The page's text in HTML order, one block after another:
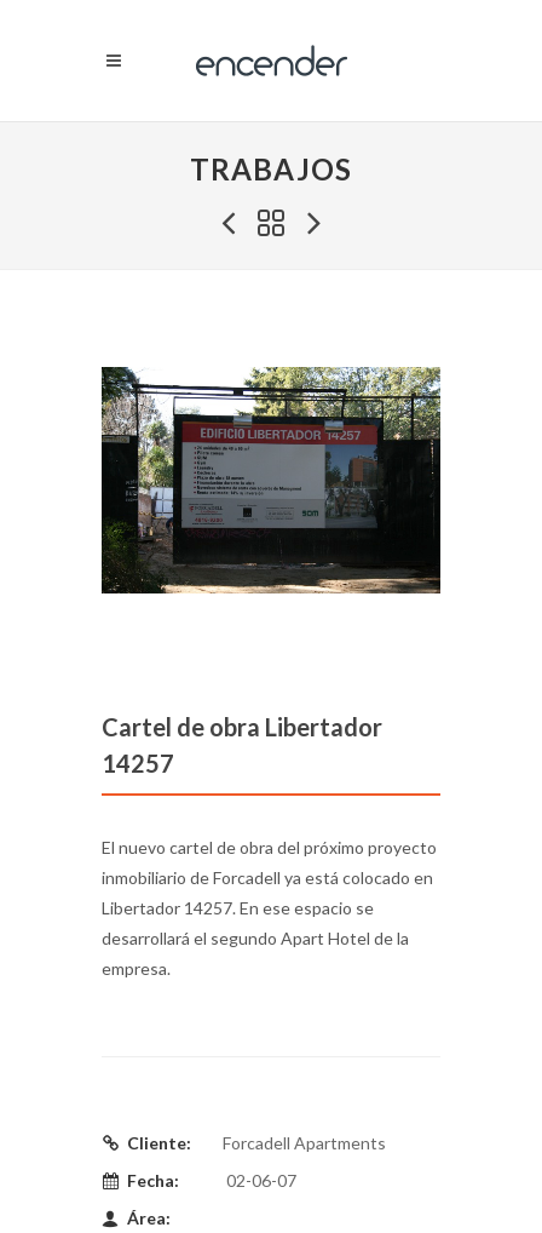
TRABAJOS
Cartel de obra Libertador
14257
El nuevo cartel de obra del próximo proyecto
inmobiliario de Forcadell ya está colocado en
Libertador 14257. En ese espacio se
desarrollará el segundo Apart Hotel de la
empresa.
Cliente:
Forcadell Apartments
Fecha:
02-06-07
Área: